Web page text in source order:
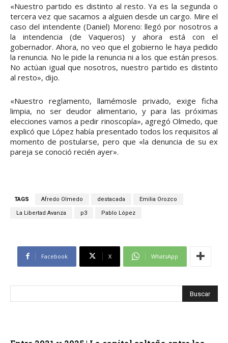
«Nuestro partido es distinto al resto. Ya es la segunda o
tercera vez que sacamos a alguien desde un cargo. Mire el
caso del intendente (Daniel) Moreno: llegó por nosotros a
la intendencia (de Vaqueros) y ahora está con el
gobernador. Ahora, no veo que el gobierno le haya pedido
la renuncia. No le pide la renuncia ni a los que están presos.
No actúan igual que nosotros, nuestro partido es distinto
al resto», dijo.
«Nuestro reglamento, llamémosle privado, exige ficha
limpia, no ser deudor alimentario, y para las próximas
elecciones vamos a pedir rinoscopía», agregó Olmedo, que
explicó que López había presentado todos los requisitos al
momento de postularse, pero que «la denuncia de su ex
pareja se conoció recién ayer».
TAGS Afredo Olmedo destacada Emilia Orozco
La Libertad Avanza p3 Pablo López
Facebook X WhatsApp